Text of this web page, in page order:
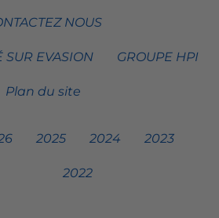
NOUS
SUR EVASION GROUPE HPI
Plan du site
2025 2024 2023
2022